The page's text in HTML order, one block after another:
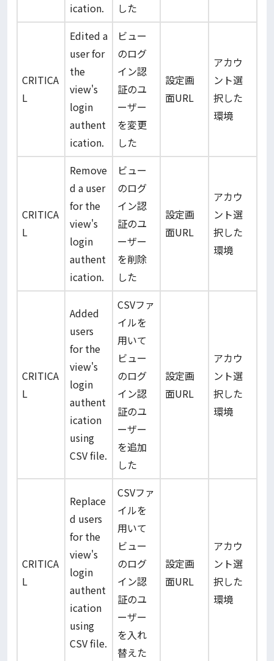
ication.
した
CRITICA
L
Edited a
user for
the
view's
login
authent
ication.
ビュー
のログ
イン認
証のユ
ーザー
を変更
した
設定画
面URL
アカウ
ント選
択した
環境
CRITICA
L
Remove
d a user
for the
view's
login
authent
ication.
ビュー
のログ
イン認
証のユ
ーザー
を削除
した
設定画
面URL
アカウ
ント選
択した
環境
CRITICA
L
Added
users
for the
view's
login
authent
ication
using
CSV file.
CSVファ
イルを
用いて
ビュー
のログ
イン認
証のユ
ーザー
を追加
した
設定画
面URL
アカウ
ント選
択した
環境
CRITICA
L
Replace
d users
for the
view's
login
authent
ication
using
CSV file.
CSVファ
イルを
用いて
ビュー
のログ
イン認
証のユ
ーザー
を入れ
替えた
設定画
面URL
アカウ
ント選
択した
環境